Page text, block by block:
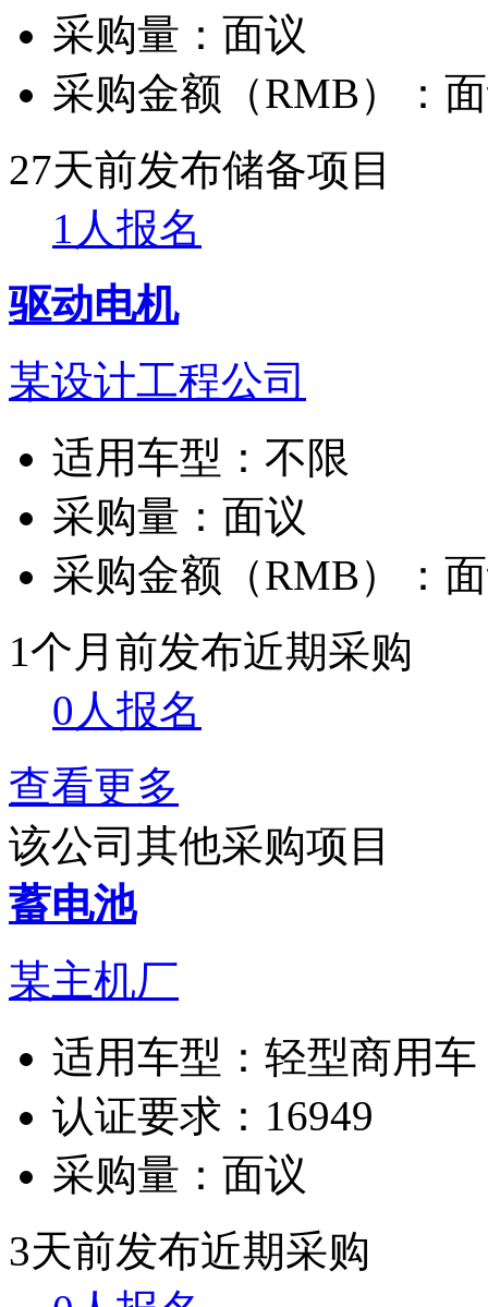
采购量： 面议
采购金额（RMB）：
27天前发布储备项目
1人报名
驱动电机
某设计工程公司
适用车型： 不限
采购量： 面议
采购金额（RMB）：
1个月前发布近期采购
0人报名
查看更多
该公司其他采购项目
蓄电池
某主机厂
适用车型： 轻型商用车
认证要求： 16949
采购量： 面议
3天前发布近期采购